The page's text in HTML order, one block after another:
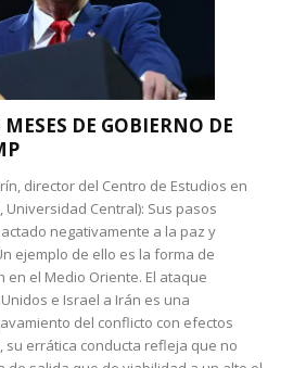
DE GOBIERNO DE
director del Centro de Estudios en
Universidad Central): Sus pasos
negativamente a la paz y
ejemplo de ello es la forma de
el Medio Oriente. El ataque
e Israel a Irán es una
del conflicto con efectos
su errática conducta refleja que no